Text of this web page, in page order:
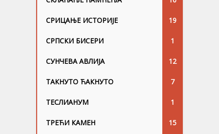
СРИЦАЊЕ ИСТОРИЈЕ 19
СРПСКИ БИСЕРИ 1
СУНЧЕВА АВЛИЈА 12
ТАКНУТО ЋАКНУТО 7
ТЕСЛИАНУМ 1
ТРЕЋИ КАМЕН 15